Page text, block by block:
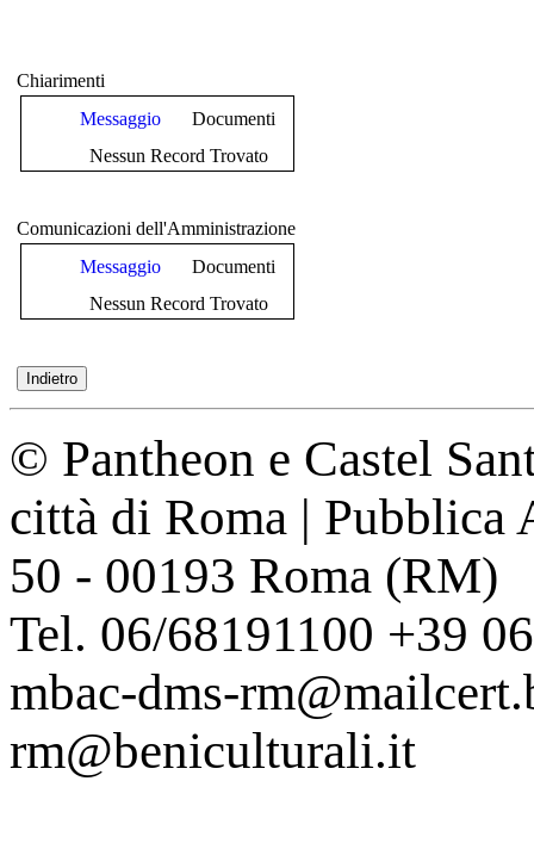
Chiarimenti
Messaggio
Documenti
Nessun Record Trovato
Comunicazioni dell'Amministrazione
Messaggio
Documenti
Nessun Record Trovato
© Pantheon e Castel
città di Roma | Pubblica
50 - 00193 Roma (RM)
Tel. 06/68191100 +39
mbac-dms-
rm@beniculturali.it